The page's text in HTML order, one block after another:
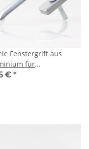
Fenstergriff aus
für
127x56mm
€ *